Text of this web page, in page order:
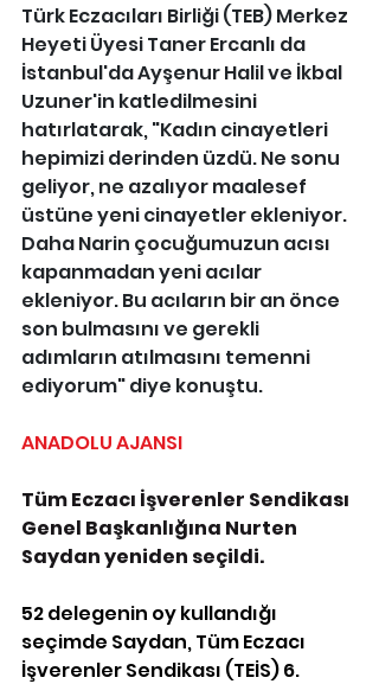
Türk Eczacıları Birliği (TEB) Merkez
Heyeti Üyesi Taner Ercanlı da
İstanbul'da Ayşenur Halil ve İkbal
Uzuner'in katledilmesini
hatırlatarak, "Kadın cinayetleri
hepimizi derinden üzdü. Ne sonu
geliyor, ne azalıyor maalesef
üstüne yeni cinayetler ekleniyor.
Daha Narin çocuğumuzun acısı
kapanmadan yeni acılar
ekleniyor. Bu acıların bir an önce
son bulmasını ve gerekli
adımların atılmasını temenni
ediyorum" diye konuştu.
ANADOLU AJANSI
Tüm Eczacı İşverenler Sendikası
Genel Başkanlığına Nurten
Saydan yeniden seçildi.
52 delegenin oy kullandığı
seçimde Saydan, Tüm Eczacı
İşverenler Sendikası (TEİS) 6.